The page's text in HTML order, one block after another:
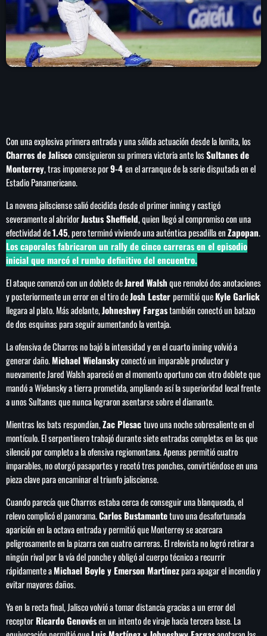
play_arrow LA CAMPESINA 104.5 FM
play_arrow LA CAMPESINA GEORGIA
NOTAS
PROGRAMACIÓN keyboard_arrow_down
RANKING
COMUNÍCATE
PUBLICIDAD
HISTORIA
SEARCH
SEARCH
NOTAS
energética de México: Comité científico
Milei celebra ‘visita histórica’ del papa León
XIV en noviembre
Federación Venezolana reafirma su apoyo a
Infantino en medio de polémica comercial
de FIFA
Con una explosiva primera entrada y una sólida actuación desde la lomita, los
Charros de Jaliscoconsiguieron su primera victoria ante losSultanes de
Monterrey, tras imponerse por9-4en el arranque de la serie disputada en el
Estadio Panamericano.
La novena jalisciense salió decidida desde el primer inning y castigó
severamente al abridorJustus Sheffield, quien llegó al compromiso con una
efectividad de1.45, pero terminó viviendo una auténtica pesadilla enZapopan.
Los caporales fabricaron un rallyde cinco carreras en el episodio
inicial que marcó el rumbo definitivo del encuentro.
El ataque comenzó con un doblete deJared Walshque remolcó dos anotaciones
y posteriormente un error en el tiro deJosh Lesterpermitió queKyle Garlick
llegara al plato. Más adelante,Johneshwy Fargastambién conectó un batazo
de dos esquinas para seguir aumentando la ventaja.
La ofensiva de Charros no bajó la intensidad y en el cuarto inning volvió a
generar daño.Michael Wielanskyconectó un imparable productor y
nuevamente Jared Walsh apareció en el momento oportuno con otro doblete que
mandó a Wielansky a tierra prometida, ampliando así la superioridad local frente
a unos Sultanes que nunca lograron asentarse sobre el diamante.
Mientras los bats respondían,Zac Plesactuvo una noche sobresaliente en el
montículo. El serpentinero trabajó durante siete entradas completas en las que
silenció por completo a la ofensiva regiomontana. Apenas permitió cuatro
imparables, no otorgó pasaportes y recetó tres ponches, convirtiéndose en una
pieza clave para encaminar el triunfo jalisciense.
Cuando parecía que Charros estaba cerca de conseguir una blanqueada, el
relevo complicó el panorama.Carlos Bustamantetuvo una desafortunada
aparición en la octava entrada y permitió que Monterrey se acercara
peligrosamente en la pizarra con cuatro carreras. El relevista no logró retirar a
ningún rival por la vía del ponche y obligó al cuerpo técnico a recurrir
rápidamente aMichael Boyle y Emerson Martínezpara apagar el incendio y
evitar mayores daños.
Ya en la recta final, Jalisco volvió a tomar distancia gracias a un error del
receptor Ricardo Genovésen un intento de viraje hacia tercera base. La